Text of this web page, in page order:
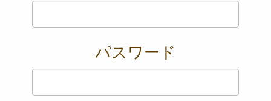
パスワード